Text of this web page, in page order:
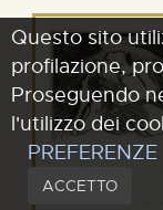
Questo sito
profilazione,
Proseguendo
l'utilizzo dei
PREFERENZE
ACCETTO